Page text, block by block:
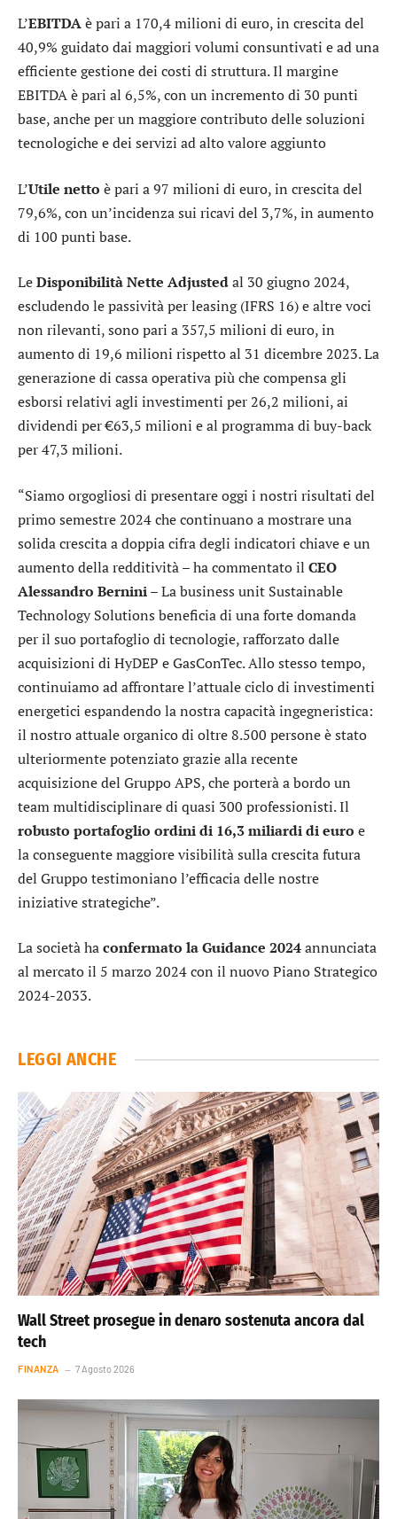
L’EBITDAè pari a 170,4 milioni di euro, in crescita del
40,9% guidato dai maggiori volumi consuntivati e ad una
efficiente gestione dei costi di struttura. Il margine
EBITDA è pari al 6,5%, con un incremento di 30 punti
base, anche per un maggiore contributo delle soluzioni
tecnologiche e dei servizi ad alto valore aggiunto
L’Utile netto è pari a 97 milioni di euro, in crescita del
79,6%, con un’incidenza sui ricavi del 3,7%, in aumento
di 100 punti base.
LeDisponibilità Nette Adjustedal 30 giugno 2024,
escludendo le passività per leasing (IFRS 16) e altre voci
non rilevanti, sono pari a 357,5 milioni di euro, in
aumento di 19,6 milioni rispetto al 31 dicembre 2023. La
generazione di cassa operativa più che compensa gli
esborsi relativi agli investimenti per 26,2 milioni, ai
dividendi per €63,5 milioni e al programma di buy-back
per 47,3 milioni.
“Siamo orgogliosi di presentare oggi i nostri risultati del
primo semestre 2024 che continuano a mostrare una
solida crescita a doppia cifra degli indicatori chiave e un
aumento della redditività – ha commentato il CEO
Alessandro Bernini– La business unit Sustainable
Technology Solutions beneficia di una forte domanda
per il suo portafoglio di tecnologie, rafforzato dalle
acquisizioni di HyDEP e GasConTec. Allo stesso tempo,
continuiamo ad affrontare l’attuale ciclo di investimenti
energetici espandendo la nostra capacità ingegneristica:
il nostro attuale organico di oltre 8.500 persone è stato
ulteriormente potenziato grazie alla recente
acquisizione del Gruppo APS, che porterà a bordo un
team multidisciplinare di quasi 300 professionisti. Il
robusto portafoglio ordini di 16,3 miliardi di euro e
la conseguente maggiore visibilità sulla crescita futura
del Gruppo testimoniano l’efficacia delle nostre
iniziative strategiche”.
La società haconfermato la Guidance 2024annunciata
al mercato il 5 marzo 2024 con il nuovo Piano Strategico
2024-2033.
LEGGI ANCHE
Wall Street prosegue in denaro sostenuta ancora dal
tech
FINANZA 7 Agosto 2026